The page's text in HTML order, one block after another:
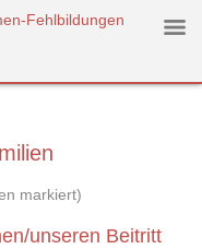
Fehlbildungen
markiert)
unseren Beitritt